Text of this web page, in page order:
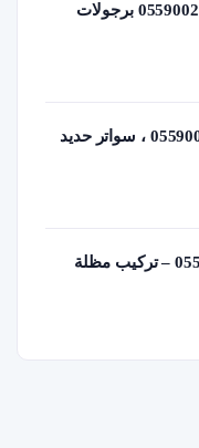
تركيب برجولات خشب الدمام ت: 0559002951 برجولات
تركيب سواتر حديد الظهران ت: 0559002951 ، سواتر حديد
مظلات خرانات القطيف ت: 0559002951 – تركيب مظلة